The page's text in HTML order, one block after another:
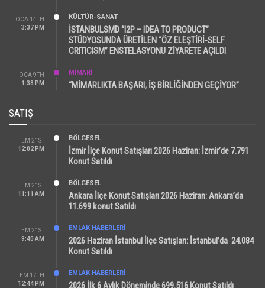
OCA 14TH
3:37 PM
KÜLTÜR-SANAT
İSTANBULSMD “I2P – IDEA TO PRODUCT”
STÜDYOSUNDA ÜRETİLEN “ÖZ ELEŞTİRİ-SELF
CRITICISM” ENSTELASYONU ZİYARETE AÇILDI
OCA 9TH
1:38 PM
MİMARİ
“MİMARLIKTA BAŞARI, İŞ BİRLİĞİNDEN GEÇİYOR”
SATIŞ
TEM 21ST
12:02 PM
BÖLGESEL
İzmir İlçe Konut Satışları 2026 Haziran: İzmir’de 7.791
Konut Satıldı
TEM 21ST
11:11 AM
BÖLGESEL
Ankara İlçe Konut Satışları 2026 Haziran: Ankara’da
11.699 konut Satıldı
TEM 21ST
9:40 AM
EMLAK HABERLERI
2026 Haziran İstanbul İlçe Satışları: İstanbul’da 24.084
Konut Satıldı
TEM 17TH
12:44 PM
EMLAK HABERLERI
2026 İlk 6 Aylık Döneminde 699.516 Konut Satıldı